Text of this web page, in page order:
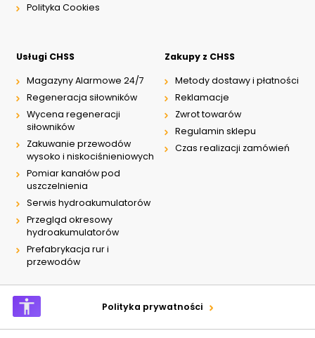
Polityka Cookies
Usługi CHSS
Magazyny Alarmowe 24/7
Regeneracja siłowników
Wycena regeneracji
siłowników
Zakuwanie przewodów
wysoko i niskociśnieniowych
Pomiar kanałów pod
uszczelnienia
Serwis hydroakumulatorów
Przegląd okresowy
hydroakumulatorów
Prefabrykacja rur i
przewodów
Zakupy z CHSS
Metody dostawy i płatności
Reklamacje
Zwrot towarów
Regulamin sklepu
Czas realizacji zamówień
Polityka prywatności